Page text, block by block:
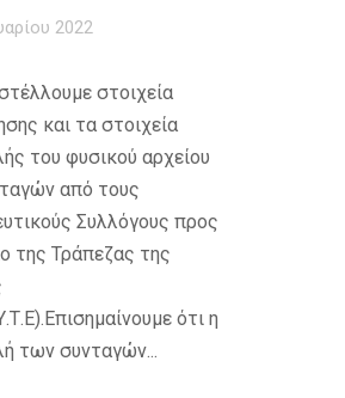
2022
στοιχεία
και τα στοιχεία
του φυσικού αρχείου
από τους
Συλλόγους προς
της Τράπεζας της
ότι η
των συνταγών...